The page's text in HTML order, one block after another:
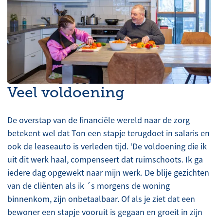
Veel voldoening
De overstap van de financiële wereld naar de zorg
betekent wel dat Ton een stapje terugdoet in salaris en
ook de leaseauto is verleden tijd. ‘De voldoening die ik
uit dit werk haal, compenseert dat ruimschoots. Ik ga
iedere dag opgewekt naar mijn werk. De blije gezichten
van de cliënten als ik ´s morgens de woning
binnenkom, zijn onbetaalbaar. Of als je ziet dat een
bewoner een stapje vooruit is gegaan en groeit in zijn